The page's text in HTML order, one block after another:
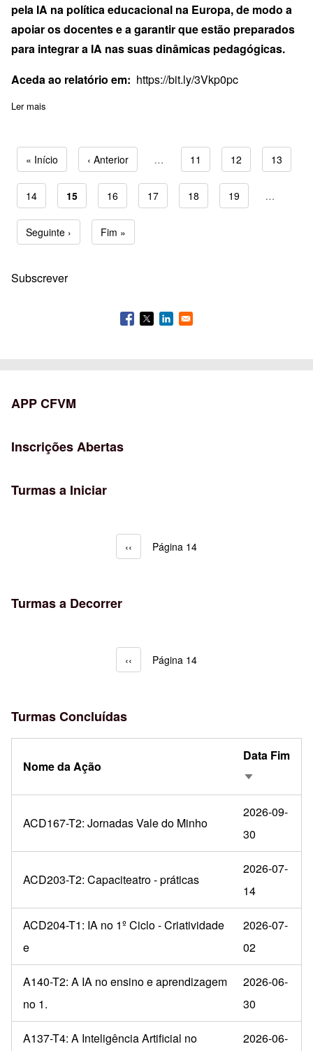
pela IA na política educacional na Europa, de modo a
apoiar os docentes e a garantir que estão preparados
para integrar a IA nas suas dinâmicas pedagógicas.
Aceda ao relatório em: https://bit.ly/3Vkp0pc
Ler mais
Paginação
Primeira página
« Início Página anterior
‹ Anterior … Page
11 Page
12 Page
13
Page
14 Página atual
15 Page
16 Page
17 Page
18 Page
19 …
Próxima página
Seguinte › Última página
Fim »
Subscrever
APP CFVM
Inscrições Abertas
Turmas a Iniciar
Paginação
Página anterior
‹‹ Página 14
Turmas a Decorrer
Paginação
Página anterior
‹‹ Página 14
Turmas Concluídas
Nome da Ação
Data Fim
Ordenação
ACD167-T2: Jornadas Vale do Minho
2026-09-
30
ACD203-T2: Capaciteatro - práticas
2026-07-
14
ACD204-T1: IA no 1º Ciclo - Criatividade
e
2026-07-
02
A140-T2: A IA no ensino e aprendizagem
no 1.
2026-06-
30
A137-T4: A Inteligência Artificial no
2026-06-